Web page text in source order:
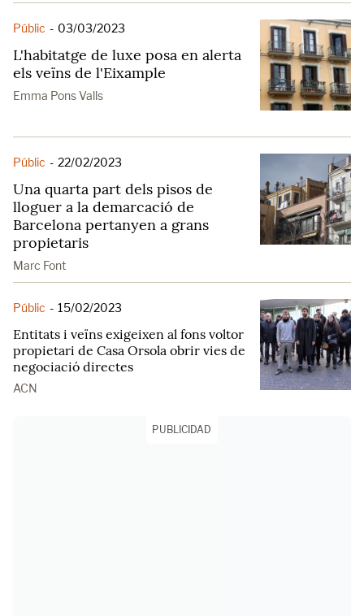
Públic - 03/03/2023
L'habitatge de luxe posa en alerta
els veïns de l'Eixample
Emma Pons Valls
Públic - 22/02/2023
Una quarta part dels pisos de
lloguer a la demarcació de
Barcelona pertanyen a grans
propietaris
Marc Font
Públic - 15/02/2023
Entitats i veïns exigeixen al fons voltor
propietari de Casa Orsola obrir vies de
negociació directes
ACN
PUBLICIDAD